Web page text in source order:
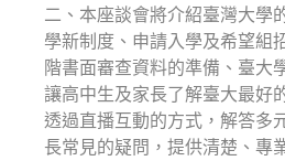
二、本座談會將介紹臺灣大學
學新制度、申請入學及希望組
階書面審查資料的準備、臺大
讓高中生及家長了解臺大最好
透過直播互動的方式，解答多
長常見的疑問，提供清楚、專